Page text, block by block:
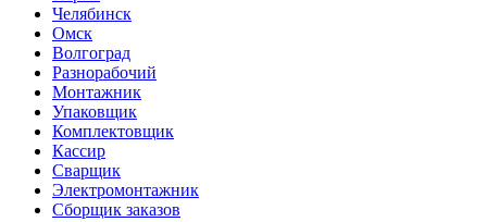
Челябинск
Омск
Волгоград
Разнорабочий
Монтажник
Упаковщик
Комплектовщик
Кассир
Сварщик
Электромонтажник
Сборщик заказов